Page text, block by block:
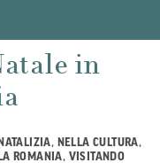
in
NELLA CULTURA,
ROMANIA, VISITANDO